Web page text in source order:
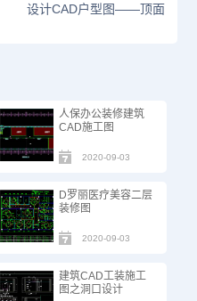
设计CAD户型图——顶面
人保办公装修建筑
CAD施工图
2020-09-03
D罗丽医疗美容二层
装修图
2020-09-03
建筑CAD工装施工
图之洞口设计